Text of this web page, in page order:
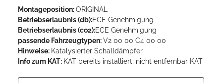
Montageposition:ORIGINAL
Betriebserlaubnis (db):ECE Genehmigung
Betriebserlaubnis (co2):ECE Genehmigung
passende Fahrzeugtypen:V2 00 00 C4 00 00
Hinweise: Katalysierter Schalldämpfer.
Info zum KAT: KAT bereits installiert, nicht entfernbar KAT